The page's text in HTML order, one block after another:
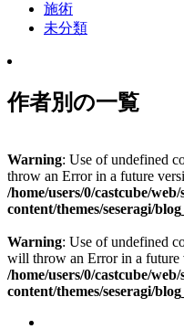
施術
未分類
作者別の一覧
Warning: Use of undefined
throw an Error in a future
/home/users/0/castcube/
content/themes/seseragi/
Warning: Use of undefined
will throw an Error in a future
/home/users/0/castcube/
content/themes/seseragi/